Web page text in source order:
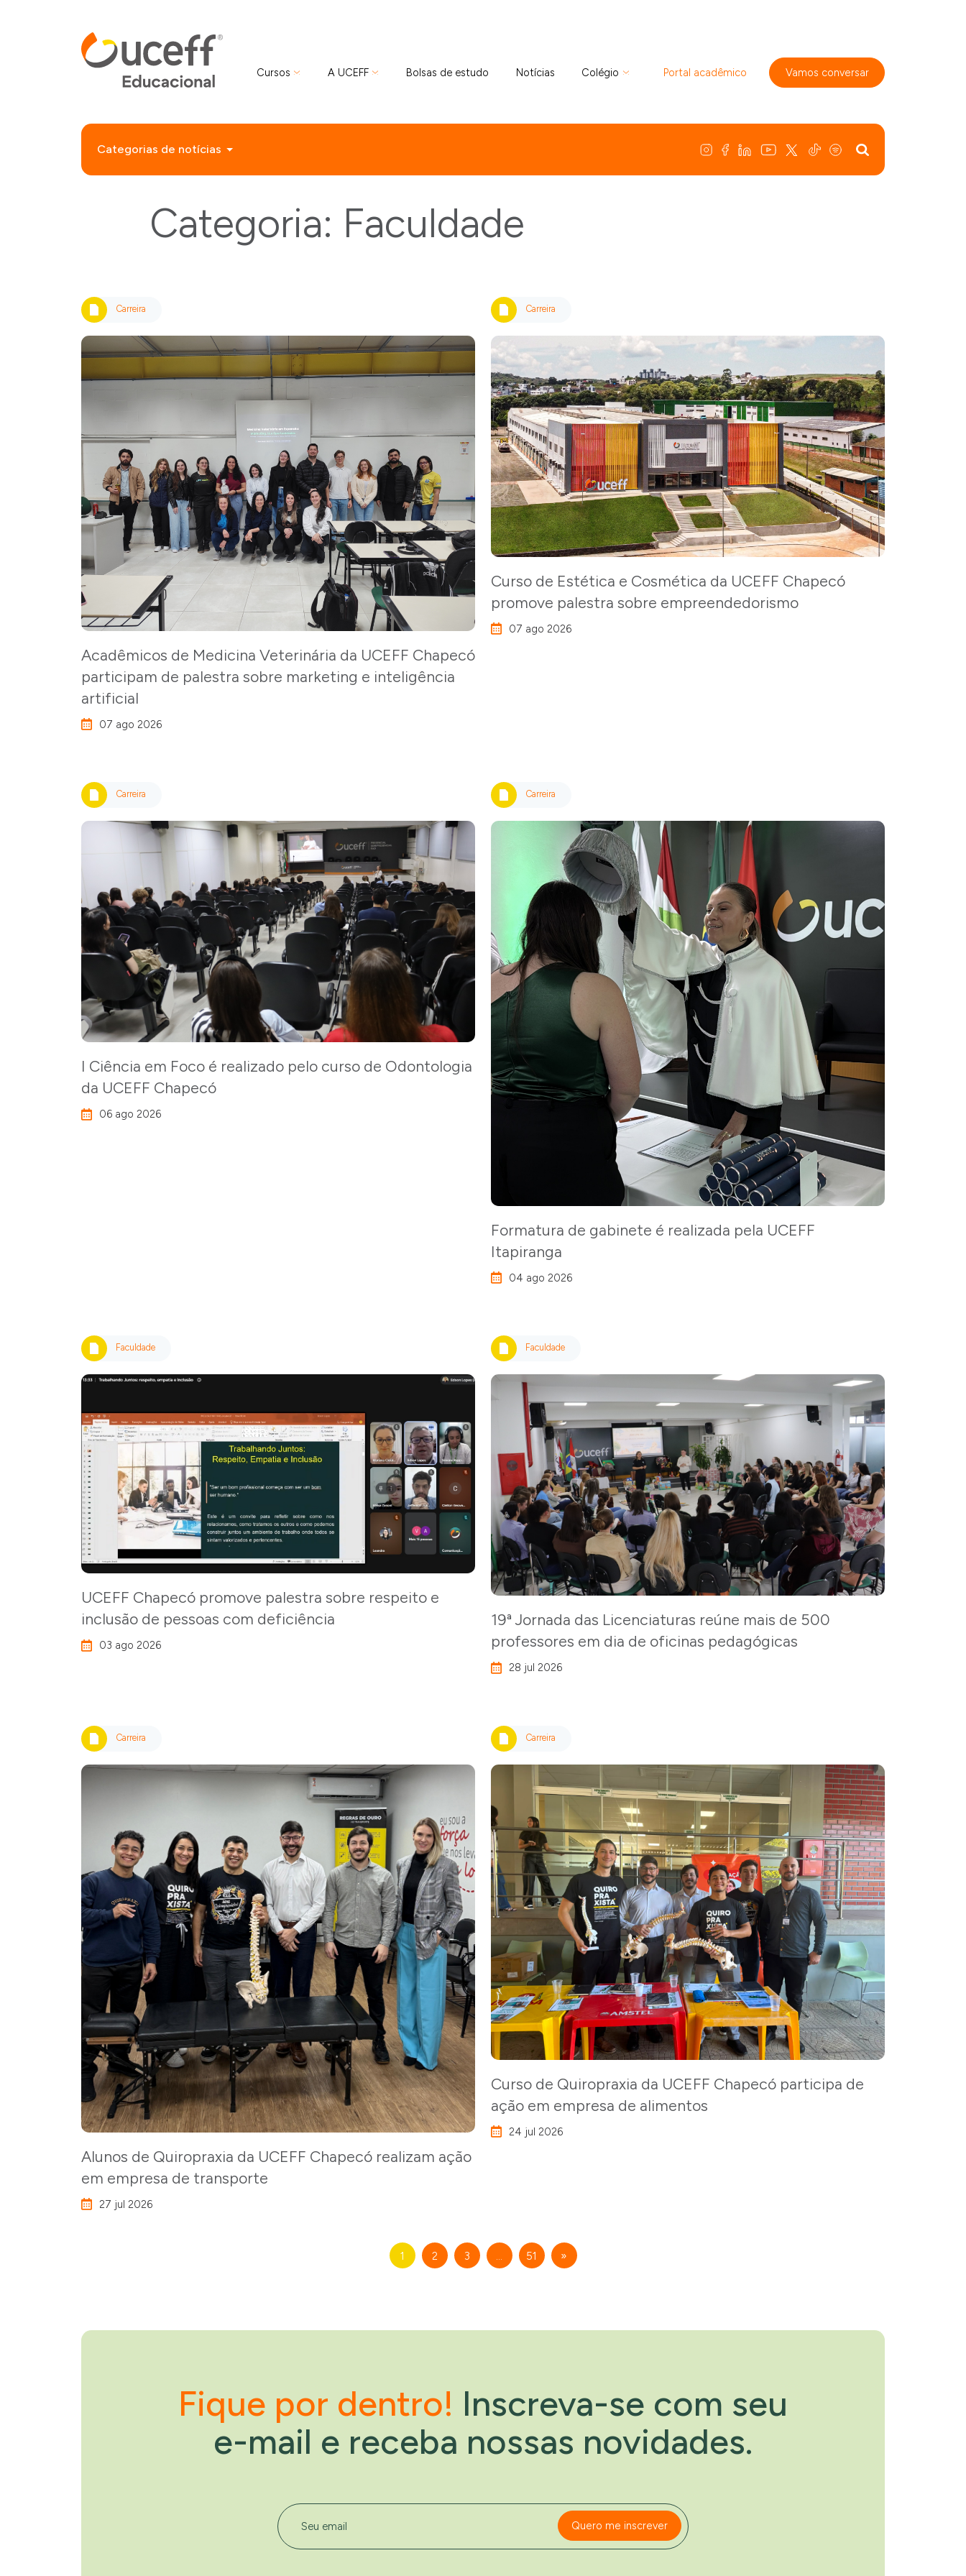
Cursos A UCEFF Bolsas de estudo Notícias Colégio Portal acadêmico Vamos conversar
Categorias de notícias
Categoria: Faculdade
Carreira
Acadêmicos de Medicina Veterinária da UCEFF Chapecó
participam de palestra sobre marketing e inteligência
artificial
07 ago 2026
Carreira
Curso de Estética e Cosmética da UCEFF Chapecó
promove palestra sobre empreendedorismo
07 ago 2026
Carreira
I Ciência em Foco é realizado pelo curso de Odontologia
da UCEFF Chapecó
06 ago 2026
Carreira
Formatura de gabinete é realizada pela UCEFF
Itapiranga
04 ago 2026
Faculdade
UCEFF Chapecó promove palestra sobre respeito e
inclusão de pessoas com deficiência
03 ago 2026
Faculdade
19ª Jornada das Licenciaturas reúne mais de 500
professores em dia de oficinas pedagógicas
28 jul 2026
Carreira
Alunos de Quiropraxia da UCEFF Chapecó realizam ação
em empresa de transporte
27 jul 2026
Carreira
Curso de Quiropraxia da UCEFF Chapecó participa de
ação em empresa de alimentos
24 jul 2026
1 2 3 … 51 »
Fique por dentro! Inscreva-se com seu
e-mail e receba nossas novidades.
Quero me inscrever